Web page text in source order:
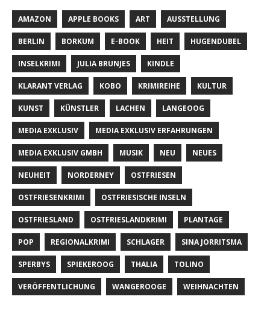
AMAZON APPLE BOOKS ART AUSSTELLUNG
BERLIN BORKUM E-BOOK HEIT HUGENDUBEL
INSELKRIMI JULIA BRUNJES KINDLE
KLARANT VERLAG KOBO KRIMIREIHE KULTUR
KUNST KÜNSTLER LACHEN LANGEOOG
MEDIA EXKLUSIV MEDIA EXKLUSIV ERFAHRUNGEN
MEDIA EXKLUSIV GMBH MUSIK NEU NEUES
NEUHEIT NORDERNEY OSTFRIESEN
OSTFRIESENKRIMI OSTFRIESISCHE INSELN
OSTFRIESLAND OSTFRIESLANDKRIMI PLANTAGE
POP REGIONALKRIMI SCHLAGER SINA JORRITSMA
SPERBYS SPIEKEROOG THALIA TOLINO
VERÖFFENTLICHUNG WANGEROOGE WEIHNACHTEN